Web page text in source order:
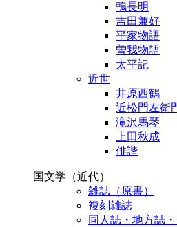
鴨長明
吉田兼好
平家物語
曽我物語
太平記
近世
井原西鶴
近松門左衛
滝沢馬琴
上田秋成
俳諧
国文学（近代）
雑誌（原書）
複刻雑誌
同人誌・地方誌